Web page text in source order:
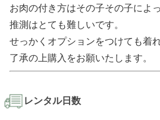
お肉の付き方はその子その子によ
推測はとても難しいです。
せっかくオプションをつけても着
了承の上購入をお願いたします。
レンタル日数